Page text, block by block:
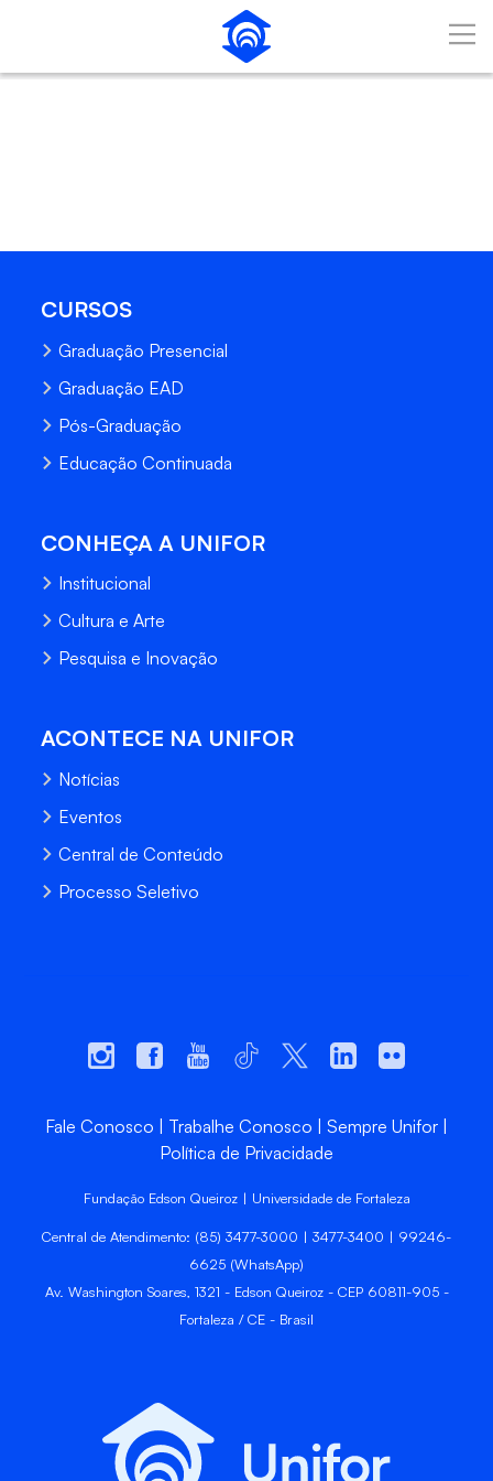
Pular para o Conteúdo principal
CURSOS
Graduação Presencial
Graduação EAD
Pós-Graduação
Educação Continuada
CONHEÇA A UNIFOR
Institucional
Cultura e Arte
Pesquisa e Inovação
ACONTECE NA UNIFOR
Notícias
Eventos
Central de Conteúdo
Processo Seletivo
Fale Conosco Trabalhe Conosco
Sempre Unifor
Política de Privacidade
Fundação Edson Queiroz | Universidade de Fortaleza
Central de Atendimento: (85) 3477-3000 | 3477-3400 | 99246-
6625 (WhatsApp)
Av. Washington Soares, 1321 - Edson Queiroz - CEP 60811-905 -
Fortaleza / CE - Brasil